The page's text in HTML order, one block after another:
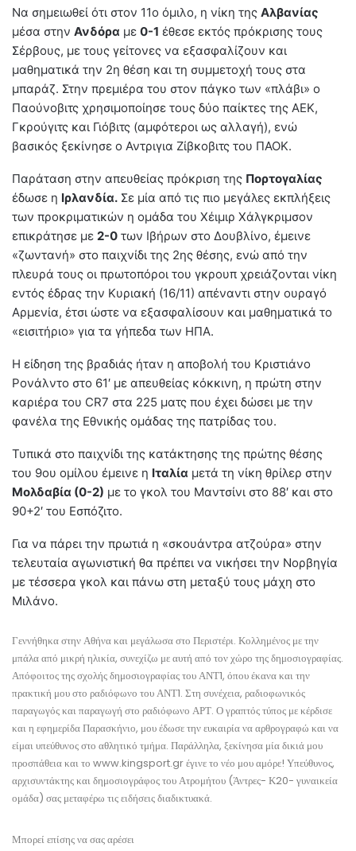
Να σημειωθεί ότι στον 11ο όμιλο, η νίκη της Αλβανίας
μέσα στην Ανδόρα με 0-1 έθεσε εκτός πρόκρισης τους
Σέρβους, με τους γείτονες να εξασφαλίζουν και
μαθηματικά την 2η θέση και τη συμμετοχή τους στα
μπαράζ. Στην πρεμιέρα του στον πάγκο των «πλάβι» ο
Παούνοβιτς χρησιμοποίησε τους δύο παίκτες της ΑΕΚ,
Γκρούγιτς και Γιόβιτς (αμφότεροι ως αλλαγή), ενώ
βασικός ξεκίνησε ο Αντριγια Ζίβκοβιτς του ΠΑΟΚ.
Παράταση στην απευθείας πρόκριση της Πορτογαλίας
έδωσε η Ιρλανδία. Σε μία από τις πιο μεγάλες εκπλήξεις
των προκριματικών η ομάδα του Χέιμιρ Χάλγκριμσον
επικράτησε με 2-0 των Ιβήρων στο Δουβλίνο, έμεινε
«ζωντανή» στο παιχνίδι της 2ης θέσης, ενώ από την
πλευρά τους οι πρωτοπόροι του γκρουπ χρειάζονται νίκη
εντός έδρας την Κυριακή (16/11) απέναντι στην ουραγό
Αρμενία, έτσι ώστε να εξασφαλίσουν και μαθηματικά το
«εισιτήριο» για τα γήπεδα των ΗΠΑ.
Η είδηση της βραδιάς ήταν η αποβολή του Κριστιάνο
Ρονάλντο στο 61′ με απευθείας κόκκινη, η πρώτη στην
καριέρα του CR7 στα 225 ματς που έχει δώσει με την
φανέλα της Εθνικής ομάδας της πατρίδας του.
Τυπικά στο παιχνίδι της κατάκτησης της πρώτης θέσης
του 9ου ομίλου έμεινε η Ιταλία μετά τη νίκη θρίλερ στην
Μολδαβία (0-2) με το γκολ του Μαντσίνι στο 88′ και στο
90+2′ του Εσπόζιτο.
Για να πάρει την πρωτιά η «σκουάντρα ατζούρα» στην
τελευταία αγωνιστική θα πρέπει να νικήσει την Νορβηγία
με τέσσερα γκολ και πάνω στη μεταξύ τους μάχη στο
Μιλάνο.
Γεννήθηκα στην Αθήνα και μεγάλωσα στο Περιστέρι. Κολλημένος με την
μπάλα από μικρή ηλικία, συνεχίζω με αυτή από τον χώρο της δημοσιογραφίας.
Απόφοιτος της σχολής δημοσιογραφίας του ΑΝΤ1, όπου έκανα και την
πρακτική μου στο ραδιόφωνο του ΑΝΤ1. Στη συνέχεια, ραδιοφωνικός
παραγωγός και παραγωγή στο ραδιόφωνο ΑΡΤ. Ο γραπτός τύπος με κέρδισε
και η εφημερίδα Παρασκήνιο, μου έδωσε την ευκαιρία να αρθρογραφώ και να
είμαι υπεύθυνος στο αθλητικό τμήμα. Παράλληλα, ξεκίνησα μία δικιά μου
προσπάθεια και το www.kingsport.gr έγινε το νέο μου αμόρε! Υπεύθυνος,
αρχισυντάκτης και δημοσιογράφος του Ατρομήτου (Άντρες- Κ20- γυναικεία
ομάδα) σας μεταφέρω τις ειδήσεις διαδικτυακά.
Μπορεί επίσης να σας αρέσει